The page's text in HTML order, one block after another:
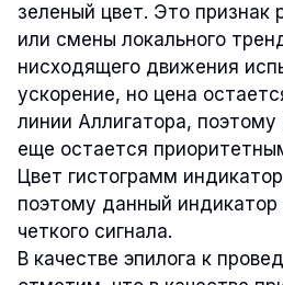
зеленый цвет. Это признак
или смены локального
нисходящего движения
ускорение, но цена
линии Аллигатора,
еще остается
Цвет гистограмм
поэтому данный
четкого сигнала.
В качестве эпилога к